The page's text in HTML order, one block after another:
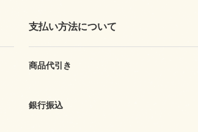
支払い方法について
商品代引き
銀行振込